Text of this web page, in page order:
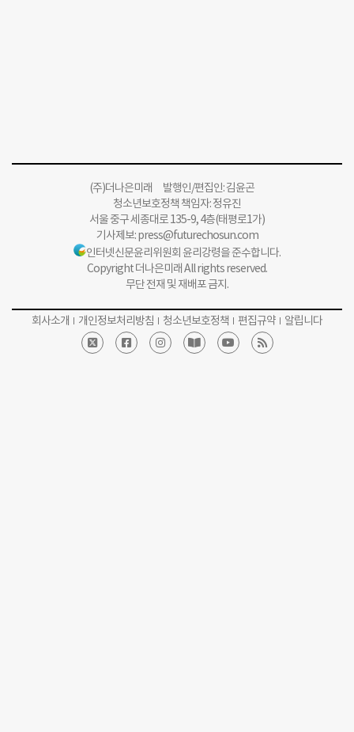
(주)더나은미래 발행인/편집인: 김윤곤
청소년보호정책 책임자: 정유진
서울 중구 세종대로 135-9, 4층(태평로1가)
기사제보:press@futurechosun.com
인터넷신문윤리위원회 윤리강령을 준수합니다.
Copyright 더나은미래 All rights reserved.
무단 전재 및 재배포 금지.
회사소개 개인정보처리방침 청소년보호정책 편집규약 알립니다